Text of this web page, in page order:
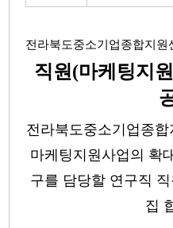
부
전라북도중소기업종합지원
직원(마케팅지
전라북도중소기업종
마케팅지원사업의 확
구를 담당할 연구직
집